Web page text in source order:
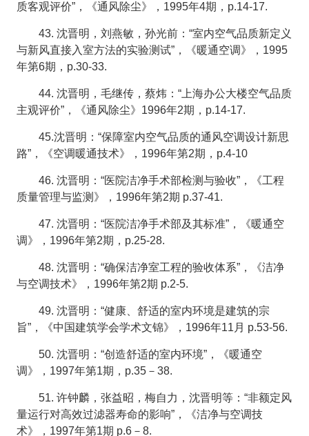
质客观评价”，《通风除尘》，1995年4期，p.14-17.
43. 沈晋明，刘燕敏，孙光前：“室内空气品质新定义
与新风直接入室方法的实验测试”，《暖通空调》，1995
年第6期，p.30-33.
44. 沈晋明，毛继传，蔡炜：“上海办公大楼空气品质
主观评价”，《通风除尘》1996年2期，p.14-17.
45.沈晋明：“保障室内空气品质的通风空调设计新思
路”，《空调暖通技术》，1996年第2期，p.4-10
46. 沈晋明：“医院洁净手术部检测与验收”，《工程
质量管理与监测》，1996年第2期 p.37-41.
47. 沈晋明：“医院洁净手术部及其标准”，《暖通空
调》，1996年第2期，p.25-28.
48. 沈晋明：“确保洁净室工程的验收体系”，《洁净
与空调技术》，1996年第2期 p.2-5.
49. 沈晋明：“健康、舒适的室内环境是建筑的宗
旨”，《中国建筑学会学术文锦》，1996年11月 p.53-56.
50. 沈晋明：“创造舒适的室内环境”，《暖通空
调》，1997年第1期，p.35－38.
51. 许钟麟，张益昭，梅自力，沈晋明等：“非额定风
量运行对高效过滤器寿命的影响”，《洁净与空调技
术》，1997年第1期 p.6－8.